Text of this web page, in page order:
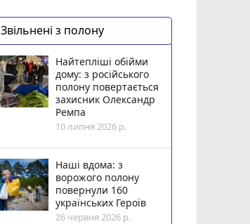
Звільнені з полону
Найтепліші обійми
дому: з російського
полону повертається
захисник Олександр
Ремпа
10 липня 2026 р.
Наші вдома: з
ворожого полону
повернули 160
українських Героїв
26 червня 2026 р.